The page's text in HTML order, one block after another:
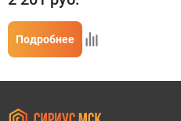
Подробнее